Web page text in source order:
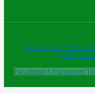
© 2025 - Sva prava
Powered
Facebook-f Instagram